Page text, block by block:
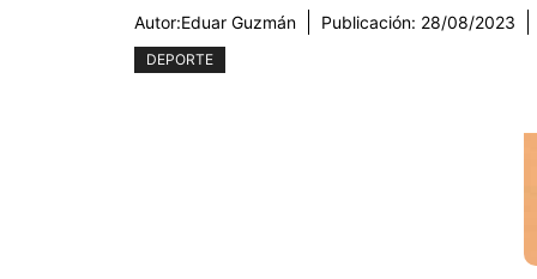
Autor:Eduar Guzmán Publicación: 28/08/2023
DEPORTE